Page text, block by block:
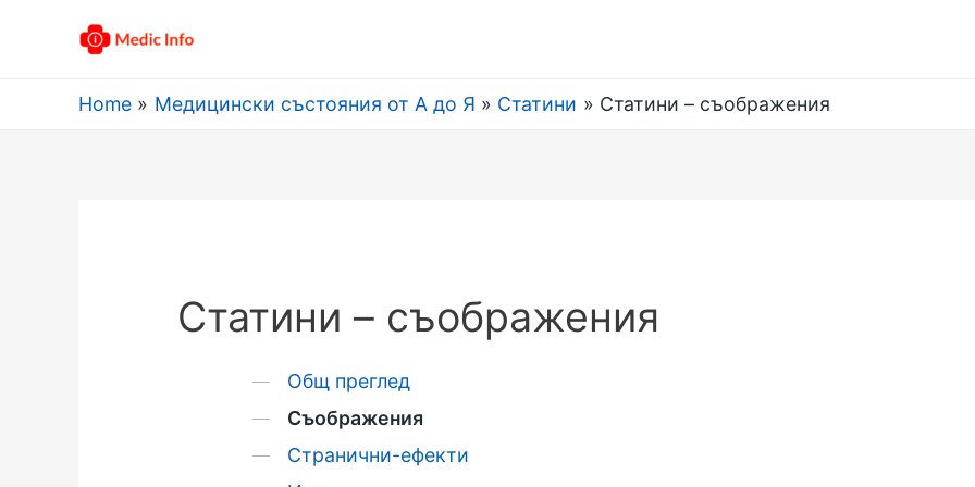
Home Медицински състояния от А до Я Статини Статини – съображения
Статини – съображения
Общ преглед
Съображения
Странични-ефекти